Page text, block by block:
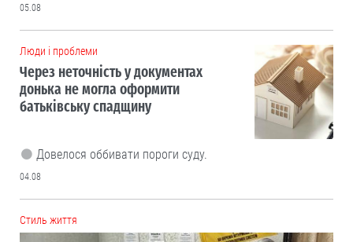
05.08
Люди і проблеми
Через неточність у документах
донька не могла оформити
батьківську спадщину
Довелося оббивати пороги суду.
04.08
Cтиль життя